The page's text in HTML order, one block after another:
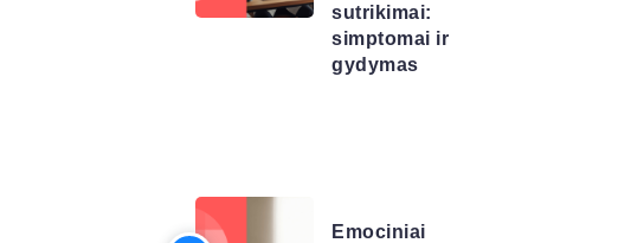
sutrikimai:
simptomai ir
gydymas
Emociniai